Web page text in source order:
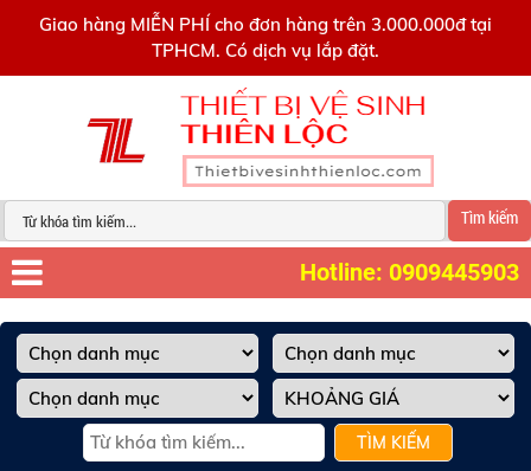
Giao hàng MIỄN PHÍ cho đơn hàng trên 3.000.000đ tại
TPHCM. Có dịch vụ lắp đặt.
Tìm kiếm
Hotline: 0909445903
TÌM KIẾM
0909445903